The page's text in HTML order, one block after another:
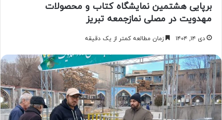
برپایی هشتمین نمایشگاه کتاب و محصولات
مهدویت در مصلی نمازجمعه تبریز
دی ۱۴, ۱۴۰۴ زمان مطالعه کمتر از یک دقیقه